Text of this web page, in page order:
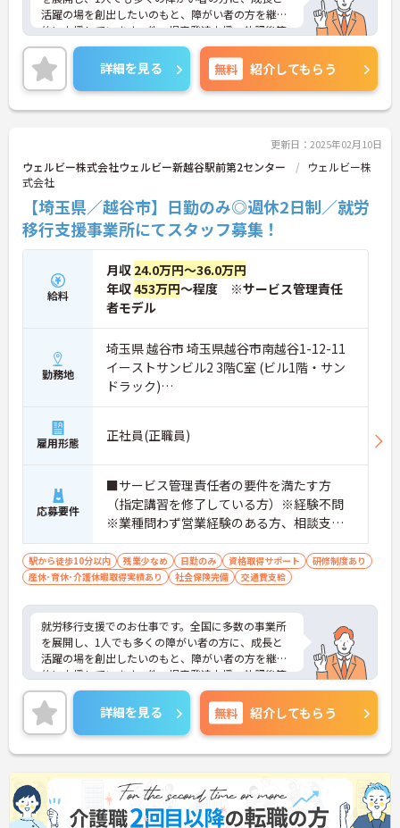
活躍の場を創出したいのもと、障がい者の方を継続
的に支援しています。他、児童発達支援、放課後等
デイサービスも展開しており安定感も抜群です。
ご興味ある方には、面接対策ポイントなど、さらに
詳細をお話しいたしますのでお気軽にご相談くださ
い！
詳細を見る 無料 紹介してもらう
更新日：2025年02月10日
ウェルビー株式会社ウェルビー新越谷駅前第2センター
ウェルビー株
式会社
【埼玉県／越谷市】日勤のみ◎週休2日制／就労
移行支援事業所にてスタッフ募集！
給料
月収 24.0万円～36.0万円
年収453万円～程度 ※サービス管理責任
者モデル
勤務地
埼玉県 越谷市 埼玉県越谷市南越谷1-12-11
イーストサンビル2 3階C室 (ビル1階・サン
ドラック)
ＪＲ武蔵野線「南越谷駅」徒歩2分
雇用形態 正社員(正職員)
応募要件
■サービス管理責任者の要件を満たす方
（指定講習を修了している方）※経験不問
※業種問わず営業経験のある方、相談支
援・直接支援の経験がある方歓迎
駅から徒歩10分以内 残業少なめ 日勤のみ 資格取得サポート
研修制度あり
産休･育休･介護休暇取得実績あり
社会保険完備 交通費支給
就労移行支援でのお仕事です。全国に多数の事業所
を展開し、1人でも多くの障がい者の方に、成長と
活躍の場を創出したいのもと、障がい者の方を継続
的に支援しています。他、児童発達支援、放課後等
デイサービスも展開しており安定感も抜群です。
ご興味ある方には、面接対策ポイントなど、さらに
詳細をお話しいたしますのでお気軽にご相談くださ
い！
詳細を見る 無料 紹介してもらう